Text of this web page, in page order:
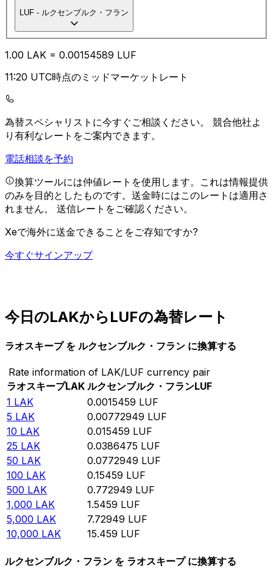
LUF - ルクセンブルク・フラン
1.00 LAK = 0.00154589 LUF
11:20 UTC時点のミッドマーケットレート
為替スペシャリストに今すぐご相談ください。 競合他社よ
り有利なレートをご案内できます。
電話相談を予約
換算ツールには仲値レートを使用します。これは情報提供
のみを目的としたものです。送金時にはこのレートは適用さ
れません。 送信レートをご確認ください。
Xeで海外に送金できることをご存知ですか?
今すぐサインアップ
今日のLAKからLUFの為替レート
ラオスキープ を ルクセンブルク・フラン に換算する
Rate information of LAK/LUF currency pair
ラオスキープLAK ルクセンブルク・フランLUF
1 LAK 0.0015459 LUF
5 LAK 0.00772949 LUF
10 LAK 0.015459 LUF
25 LAK 0.0386475 LUF
50 LAK 0.0772949 LUF
100 LAK 0.15459 LUF
500 LAK 0.772949 LUF
1,000 LAK 1.5459 LUF
5,000 LAK 7.72949 LUF
10,000 LAK 15.459 LUF
ルクセンブルク・フラン を ラオスキープ に換算する